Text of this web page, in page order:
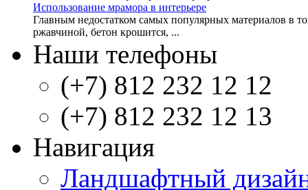
Использование мрамора в интерьере
Главным недостатком самых популярных материалов в
ржавчиной, бетон крошится, ...
Наши телефоны
(+7) 812 232 12 12
(+7) 812 232 12 13
Навигация
Ландшафтный